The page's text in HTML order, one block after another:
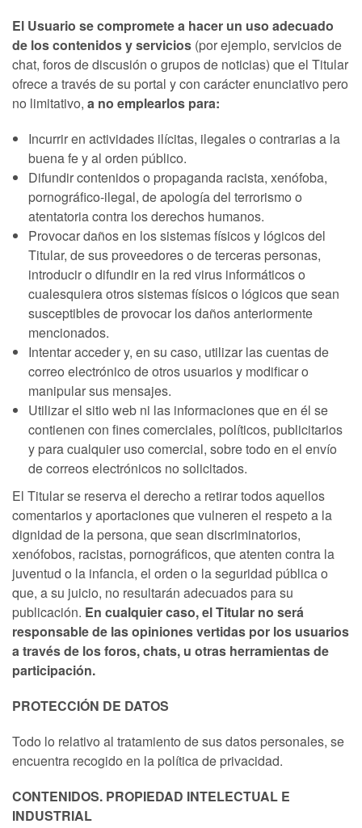
El Usuario se compromete a hacer un uso adecuado
de los contenidos y servicios (por ejemplo, servicios de
chat, foros de discusión o grupos de noticias) que el Titular
ofrece a través de su portal y con carácter enunciativo pero
no limitativo, a no emplearlos para:
Incurrir en actividades ilícitas, ilegales o contrarias a la
buena fe y al orden público.
Difundir contenidos o propaganda racista, xenófoba,
pornográfico-ilegal, de apología del terrorismo o
atentatoria contra los derechos humanos.
Provocar daños en los sistemas físicos y lógicos del
Titular, de sus proveedores o de terceras personas,
introducir o difundir en la red virus informáticos o
cualesquiera otros sistemas físicos o lógicos que sean
susceptibles de provocar los daños anteriormente
mencionados.
Intentar acceder y, en su caso, utilizar las cuentas de
correo electrónico de otros usuarios y modificar o
manipular sus mensajes.
Utilizar el sitio web ni las informaciones que en él se
contienen con fines comerciales, políticos, publicitarios
y para cualquier uso comercial, sobre todo en el envío
de correos electrónicos no solicitados.
El Titular se reserva el derecho a retirar todos aquellos
comentarios y aportaciones que vulneren el respeto a la
dignidad de la persona, que sean discriminatorios,
xenófobos, racistas, pornográficos, que atenten contra la
juventud o la infancia, el orden o la seguridad pública o
que, a su juicio, no resultarán adecuados para su
publicación. En cualquier caso, el Titular no será
responsable de las opiniones vertidas por los usuarios
a través de los foros, chats, u otras herramientas de
participación.
PROTECCIÓN DE DATOS
Todo lo relativo al tratamiento de sus datos personales, se
encuentra recogido en la política de privacidad.
CONTENIDOS. PROPIEDAD INTELECTUAL E
INDUSTRIAL